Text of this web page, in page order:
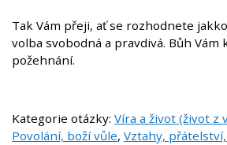
Tak Vám přeji, ať se rozhodnete
volba svobodná a pravdivá. Bůh Vám
požehnání.
Kategorie otázky: Víra a život (život z
Povolání, boží vůle, Vztahy,